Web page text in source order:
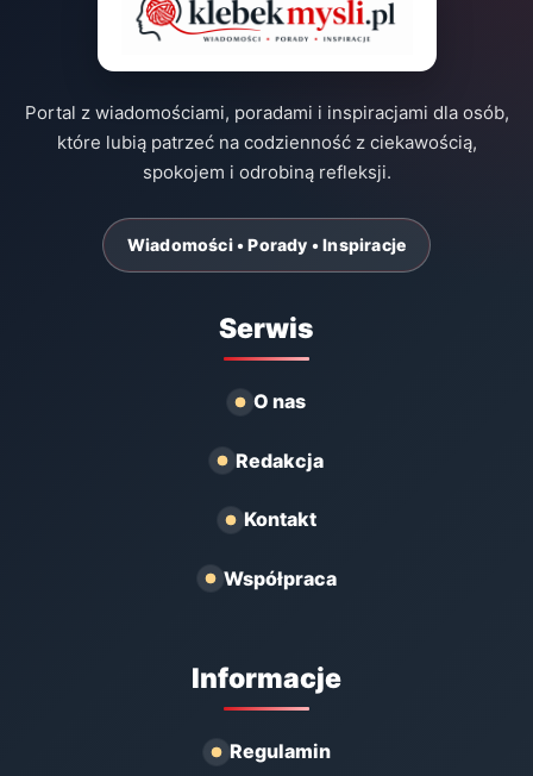
Portal z wiadomościami, poradami i inspiracjami dla osób,
które lubią patrzeć na codzienność z ciekawością,
spokojem i odrobiną refleksji.
Wiadomości • Porady • Inspiracje
Serwis
O nas
Redakcja
Kontakt
Współpraca
Informacje
Regulamin